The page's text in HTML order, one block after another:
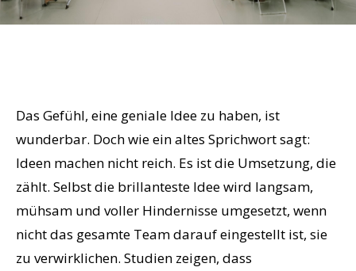
Das Gefühl, eine geniale Idee zu haben, ist
wunderbar. Doch wie ein altes Sprichwort sagt:
Ideen machen nicht reich. Es ist die Umsetzung, die
zählt. Selbst die brillanteste Idee wird langsam,
mühsam und voller Hindernisse umgesetzt, wenn
nicht das gesamte Team darauf eingestellt ist, sie
zu verwirklichen. Studien zeigen, dass